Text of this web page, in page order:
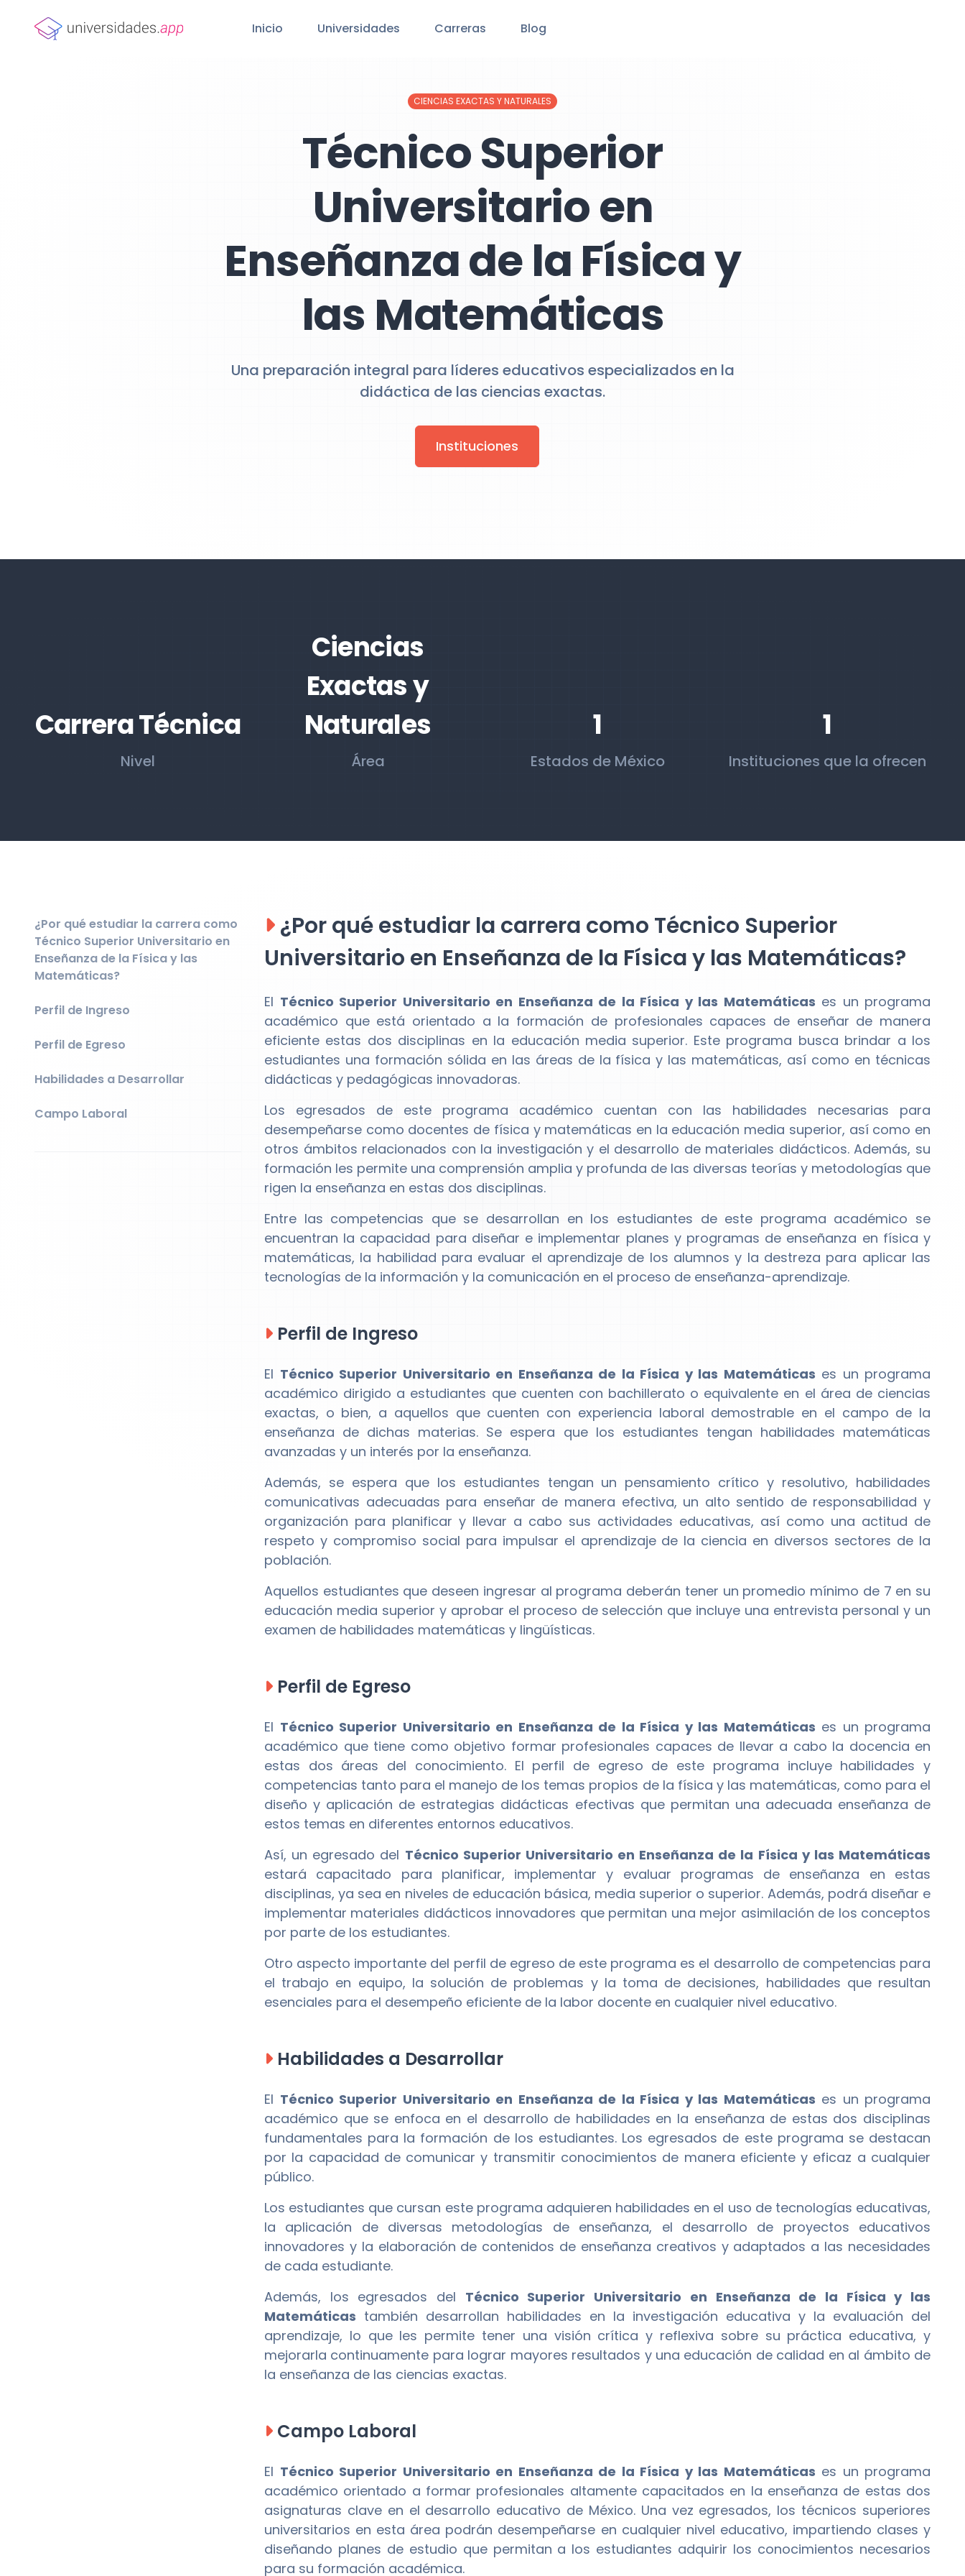
Inicio Universidades Carreras Blog
CIENCIAS EXACTAS Y NATURALES
Técnico Superior
Universitario en
Enseñanza de la Física y
las Matemáticas
Una preparación integral para líderes educativos especializados en la
didáctica de las ciencias exactas.
Instituciones
Carrera Técnica
Nivel
Ciencias
Exactas y
Naturales
Área
1
Estados de México
1
Instituciones que la ofrecen
¿Por qué estudiar la carrera como
Técnico Superior Universitario en
Enseñanza de la Física y las
Matemáticas?
Perfil de Ingreso
Perfil de Egreso
Habilidades a Desarrollar
Campo Laboral
¿Por qué estudiar la carrera como Técnico Superior
Universitario en Enseñanza de la Física y las Matemáticas?
El Técnico Superior Universitario en Enseñanza de la Física y las Matemáticas es un programa
académico que está orientado a la formación de profesionales capaces de enseñar de manera
eficiente estas dos disciplinas en la educación media superior. Este programa busca brindar a los
estudiantes una formación sólida en las áreas de la física y las matemáticas, así como en técnicas
didácticas y pedagógicas innovadoras.
Los egresados de este programa académico cuentan con las habilidades necesarias para
desempeñarse como docentes de física y matemáticas en la educación media superior, así como en
otros ámbitos relacionados con la investigación y el desarrollo de materiales didácticos. Además, su
formación les permite una comprensión amplia y profunda de las diversas teorías y metodologías que
rigen la enseñanza en estas dos disciplinas.
Entre las competencias que se desarrollan en los estudiantes de este programa académico se
encuentran la capacidad para diseñar e implementar planes y programas de enseñanza en física y
matemáticas, la habilidad para evaluar el aprendizaje de los alumnos y la destreza para aplicar las
tecnologías de la información y la comunicación en el proceso de enseñanza-aprendizaje.
Perfil de Ingreso
El Técnico Superior Universitario en Enseñanza de la Física y las Matemáticas es un programa
académico dirigido a estudiantes que cuenten con bachillerato o equivalente en el área de ciencias
exactas, o bien, a aquellos que cuenten con experiencia laboral demostrable en el campo de la
enseñanza de dichas materias. Se espera que los estudiantes tengan habilidades matemáticas
avanzadas y un interés por la enseñanza.
Además, se espera que los estudiantes tengan un pensamiento crítico y resolutivo, habilidades
comunicativas adecuadas para enseñar de manera efectiva, un alto sentido de responsabilidad y
organización para planificar y llevar a cabo sus actividades educativas, así como una actitud de
respeto y compromiso social para impulsar el aprendizaje de la ciencia en diversos sectores de la
población.
Aquellos estudiantes que deseen ingresar al programa deberán tener un promedio mínimo de 7 en su
educación media superior y aprobar el proceso de selección que incluye una entrevista personal y un
examen de habilidades matemáticas y lingüísticas.
Perfil de Egreso
El Técnico Superior Universitario en Enseñanza de la Física y las Matemáticas es un programa
académico que tiene como objetivo formar profesionales capaces de llevar a cabo la docencia en
estas dos áreas del conocimiento. El perfil de egreso de este programa incluye habilidades y
competencias tanto para el manejo de los temas propios de la física y las matemáticas, como para el
diseño y aplicación de estrategias didácticas efectivas que permitan una adecuada enseñanza de
estos temas en diferentes entornos educativos.
Así, un egresado del Técnico Superior Universitario en Enseñanza de la Física y las Matemáticas
estará capacitado para planificar, implementar y evaluar programas de enseñanza en estas
disciplinas, ya sea en niveles de educación básica, media superior o superior. Además, podrá diseñar e
implementar materiales didácticos innovadores que permitan una mejor asimilación de los conceptos
por parte de los estudiantes.
Otro aspecto importante del perfil de egreso de este programa es el desarrollo de competencias para
el trabajo en equipo, la solución de problemas y la toma de decisiones, habilidades que resultan
esenciales para el desempeño eficiente de la labor docente en cualquier nivel educativo.
Habilidades a Desarrollar
El Técnico Superior Universitario en Enseñanza de la Física y las Matemáticas es un programa
académico que se enfoca en el desarrollo de habilidades en la enseñanza de estas dos disciplinas
fundamentales para la formación de los estudiantes. Los egresados de este programa se destacan
por la capacidad de comunicar y transmitir conocimientos de manera eficiente y eficaz a cualquier
público.
Los estudiantes que cursan este programa adquieren habilidades en el uso de tecnologías educativas,
la aplicación de diversas metodologías de enseñanza, el desarrollo de proyectos educativos
innovadores y la elaboración de contenidos de enseñanza creativos y adaptados a las necesidades
de cada estudiante.
Además, los egresados del Técnico Superior Universitario en Enseñanza de la Física y las
Matemáticas también desarrollan habilidades en la investigación educativa y la evaluación del
aprendizaje, lo que les permite tener una visión crítica y reflexiva sobre su práctica educativa, y
mejorarla continuamente para lograr mayores resultados y una educación de calidad en al ámbito de
la enseñanza de las ciencias exactas.
Campo Laboral
El Técnico Superior Universitario en Enseñanza de la Física y las Matemáticas es un programa
académico orientado a formar profesionales altamente capacitados en la enseñanza de estas dos
asignaturas clave en el desarrollo educativo de México. Una vez egresados, los técnicos superiores
universitarios en esta área podrán desempeñarse en cualquier nivel educativo, impartiendo clases y
diseñando planes de estudio que permitan a los estudiantes adquirir los conocimientos necesarios
para su formación académica.